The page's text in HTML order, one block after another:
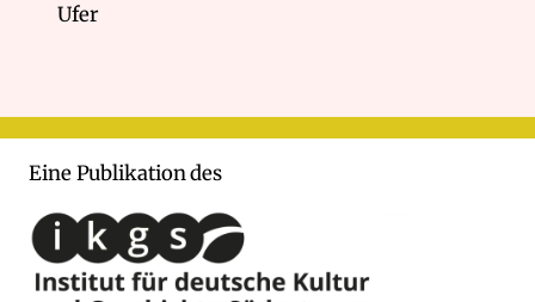
Ufer
Eine Publikation des